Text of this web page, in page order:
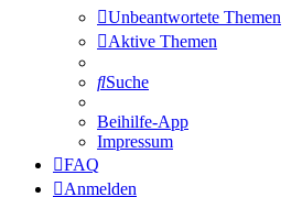
Unbeantwortete Themen
Aktive Themen
Suche
Beihilfe-App
Impressum
FAQ
Anmelden